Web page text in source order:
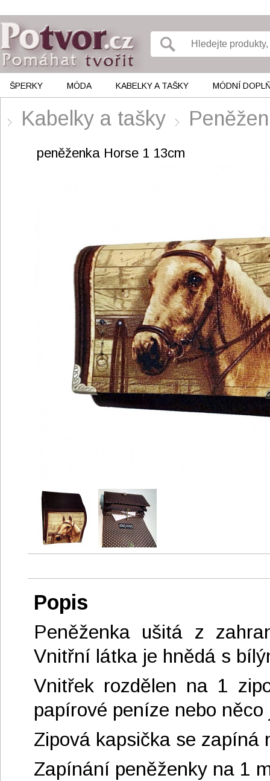
ŠPERKY MÓDA KABELKY A TAŠKY MÓDNÍ
Kabelky a tašky
peněženka Horse 1 13cm
Popis
Peněženka ušitá z
Vnitřní látka je hnědá s
Vnitřek rozdělen na 1
papírové peníze nebo
Zipová kapsička se zapíná
Zapínání peněženky na 1